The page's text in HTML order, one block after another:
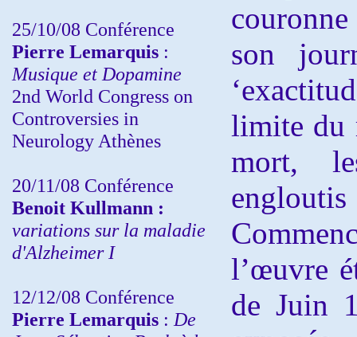
25/10/08 Conférence
Pierre Lemarquis :
Musique et Dopamine
2nd World Congress on
Controversies in
Neurology Athènes
20/11/08 Conférence
Benoit Kullmann :
variations sur la maladie
d'Alzheimer I
12/12/08 Conférence
Pierre Lemarquis : De
son
limite du
mort,
l’œuvre
de Juin